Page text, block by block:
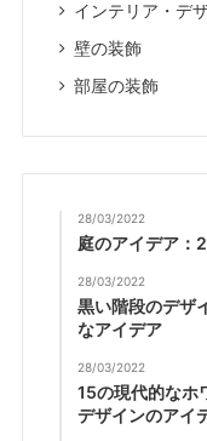
インテリア・デ
壁の装飾
部屋の装飾
28/03/2022
庭のアイデア：
28/03/2022
黒い階段のデザ
なアイデア
28/03/2022
15の現代的なホ
デザインのアイ